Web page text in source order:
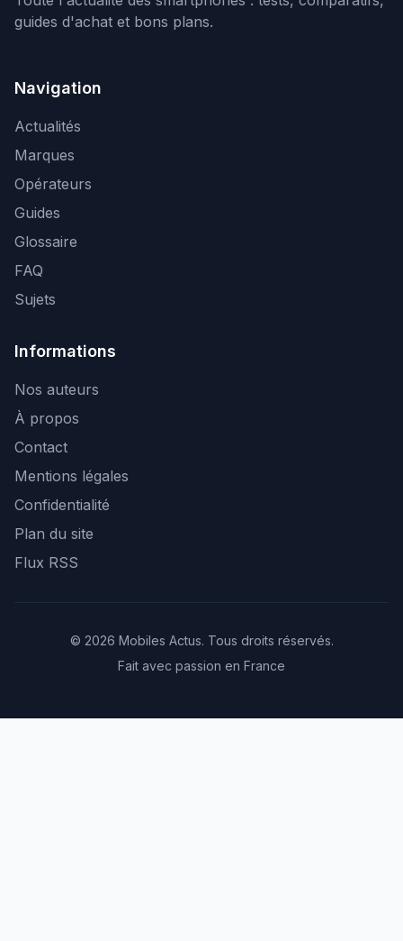
guides d'achat et bons plans.
Navigation
Actualités
Marques
Opérateurs
Guides
Glossaire
FAQ
Sujets
Informations
Nos auteurs
À propos
Contact
Mentions légales
Confidentialité
Plan du site
Flux RSS
© 2026 Mobiles Actus. Tous droits réservés.
Fait avec passion en France